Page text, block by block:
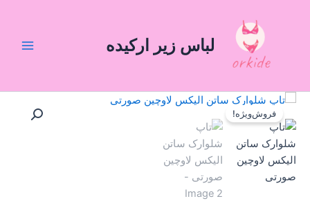
لباس زیر ارکیده
فروش‌ویژه!
قیمت
بود.
تاپ
شلوارک
ساتن
الیکس
لاوچین
صورتی
عدد